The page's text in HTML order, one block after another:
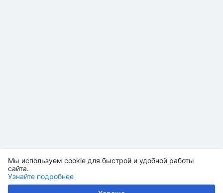
Мы используем cookie для быстрой и удобной работы
сайта.
Узнайте подробнее